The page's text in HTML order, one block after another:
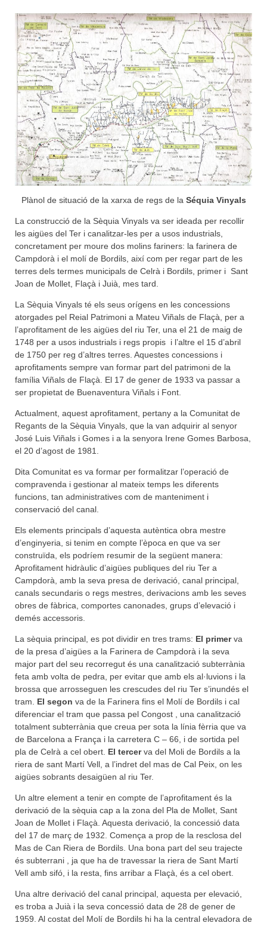
Plànol de situació de la xarxa de regs de la Séquia Vinyals
La construcció de la Sèquia Vinyals va ser ideada per recollir
les aigües del Ter i canalitzar-les per a usos industrials,
concretament per moure dos molins fariners: la farinera de
Campdorà i el molí de Bordils, així com per regar part de les
terres dels termes municipals de Celrà i Bordils, primer i Sant
Joan de Mollet, Flaçà i Juià, mes tard.
La Sèquia Vinyals té els seus orígens en les concessions
atorgades pel Reial Patrimoni a Mateu Viñals de Flaçà, per a
l’aprofitament de les aigües del riu Ter, una el 21 de maig de
1748 per a usos industrials i regs propis i l’altre el 15 d’abril
de 1750 per reg d’altres terres. Aquestes concessions i
aprofitaments sempre van formar part del patrimoni de la
família Viñals de Flaçà. El 17 de gener de 1933 va passar a
ser propietat de Buenaventura Viñals i Font.
Actualment, aquest aprofitament, pertany a la Comunitat de
Regants de la Sèquia Vinyals, que la van adquirir al senyor
José Luis Viñals i Gomes i a la senyora Irene Gomes Barbosa,
el 20 d’agost de 1981.
Dita Comunitat es va formar per formalitzar l’operació de
compravenda i gestionar al mateix temps les diferents
funcions, tan administratives com de manteniment i
conservació del canal.
Els elements principals d’aquesta autèntica obra mestre
d’enginyeria, si tenim en compte l’època en que va ser
construïda, els podríem resumir de la següent manera:
Aprofitament hidràulic d’aigües publiques del riu Ter a
Campdorà, amb la seva presa de derivació, canal principal,
canals secundaris o regs mestres, derivacions amb les seves
obres de fàbrica, comportes canonades, grups d’elevació i
demés accessoris.
La sèquia principal, es pot dividir en tres trams: El primerva
de la presa d’aigües a la Farinera de Campdorà i la seva
major part del seu recorregut és una canalització subterrània
feta amb volta de pedra, per evitar que amb els al·luvions i la
brossa que arrosseguen les crescudes del riu Ter s’inundés el
tram. El segon va de la Farinera fins el Molí de Bordils i cal
diferenciar el tram que passa pel Congost , una canalització
totalment subterrània que creua per sota la línia fèrria que va
de Barcelona a França i la carretera C – 66, i de sortida pel
pla de Celrà a cel obert. El tercerva del Moli de Bordils a la
riera de sant Martí Vell, a l’indret del mas de Cal Peix, on les
aigües sobrants desaigüen al riu Ter.
Un altre element a tenir en compte de l’aprofitament és la
derivació de la sèquia cap a la zona del Pla de Mollet, Sant
Joan de Mollet i Flaçà. Aquesta derivació, la concessió data
del 17 de març de 1932. Comença a prop de la resclosa del
Mas de Can Riera de Bordils. Una bona part del seu trajecte
és subterrani , ja que ha de travessar la riera de Sant Martí
Vell amb sifó, i la resta, fins arribar a Flaçà, és a cel obert.
Una altre derivació del canal principal, aquesta per elevació,
es troba a Juià i la seva concessió data de 28 de gener de
1959. Al costat del Molí de Bordils hi ha la central elevadora de